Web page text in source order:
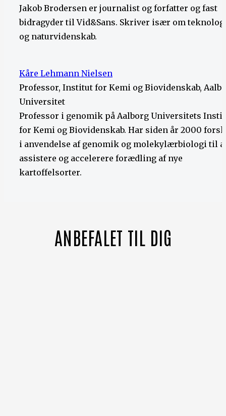
Jakob Brodersen er journalist og forfatter og fast
bidragyder til Vid&Sans. Skriver især om
og naturvidenskab.
Kåre Lehmann Nielsen
Professor, Institut for Kemi og Biovidenskab,
Universitet
Professor i genomik på Aalborg Universitets
for Kemi og Biovidenskab. Har siden år 2000
i anvendelse af genomik og molekylærbiologi til
assistere og accelerere forædling af nye
kartoffelsorter.
ANBEFALET TIL DIG